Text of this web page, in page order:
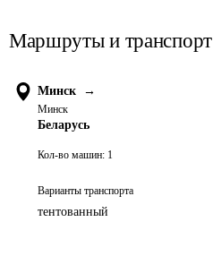
Маршруты и транспорт
Минск →
Минск
Беларусь
Кол-во машин: 1
Варианты транспорта
тентованный